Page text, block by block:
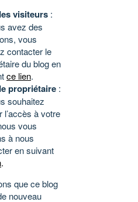
visiteurs :
avez des
vous
contacter le
du blog en
ce lien.
propriétaire :
souhaitez
l’accès à votre
vous
à nous
en suivant
.
que ce blog
nouveau